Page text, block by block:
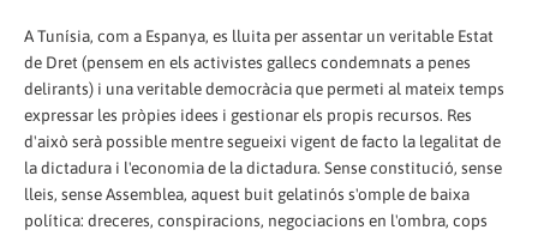
A Tunísia, com a Espanya, es lluita per assentar un veritable Estat
de Dret (pensem en els activistes gallecs condemnats a penes
delirants) i una veritable democràcia que permeti al mateix temps
expressar les pròpies idees i gestionar els propis recursos. Res
d'això serà possible mentre segueixi vigent de facto la legalitat de
la dictadura i l'economia de la dictadura. Sense constitució, sense
lleis, sense Assemblea, aquest buit gelatinós s'omple de baixa
política: dreceres, conspiracions, negociacions en l'ombra, cops